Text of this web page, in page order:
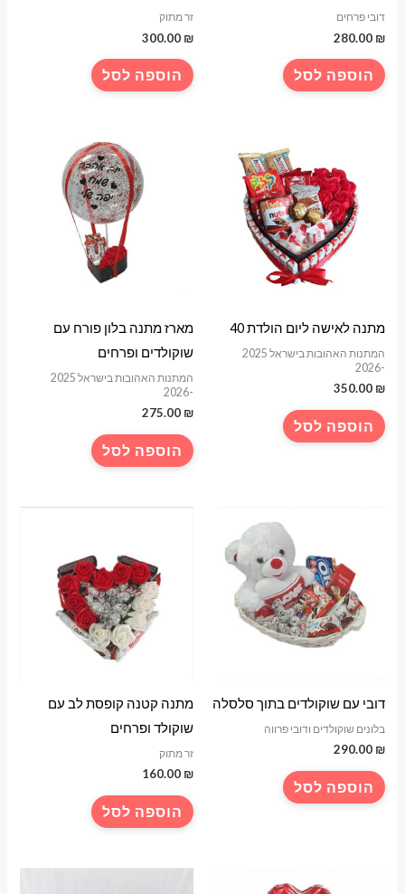
דובי פרחים
280.00 ₪
הוספה לסל
זר מתוק
300.00 ₪
הוספה לסל
מתנה לאישה ליום הולדת 40
המתנות האהובות בישראל 2025
-2026
350.00 ₪
הוספה לסל
מארז מתנה בלון פורח עם
שוקולדים ופרחים
המתנות האהובות בישראל 2025
-2026
275.00 ₪
הוספה לסל
דובי עם שוקולדים בתוך סלסלה
בלונים שוקולדים ודובי פרווה
290.00 ₪
הוספה לסל
מתנה קטנה קופסת לב עם
שוקולד ופרחים
זר מתוק
160.00 ₪
הוספה לסל